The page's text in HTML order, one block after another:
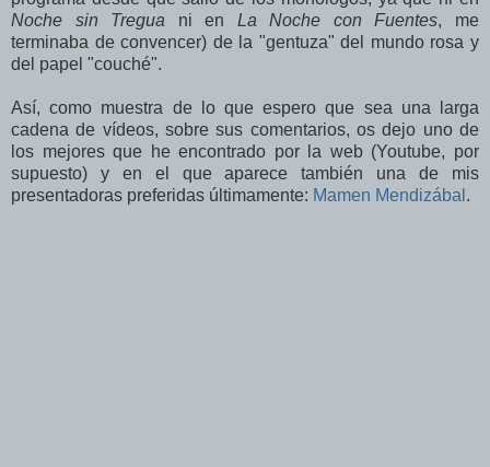
Noche sin Tregua ni en La Noche con Fuentes, me
terminaba de convencer) de la "gentuza" del mundo rosa y
del papel "couché".
Así, como muestra de lo que espero que sea una larga
cadena de vídeos, sobre sus comentarios, os dejo uno de
los mejores que he encontrado por la web (Youtube, por
supuesto) y en el que aparece también una de mis
presentadoras preferidas últimamente: Mamen Mendizábal .